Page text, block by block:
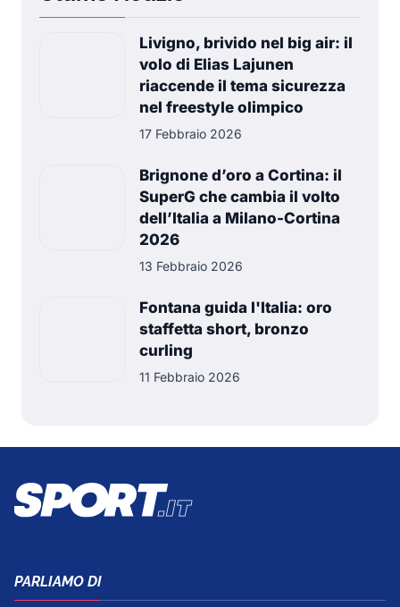
Livigno, brivido nel big air: il
volo di Elias Lajunen
riaccende il tema sicurezza
nel freestyle olimpico
17 Febbraio 2026
Brignone d’oro a Cortina: il
SuperG che cambia il volto
dell’Italia a Milano-Cortina
2026
13 Febbraio 2026
Fontana guida l'Italia: oro
staffetta short, bronzo
curling
11 Febbraio 2026
PARLIAMO DI